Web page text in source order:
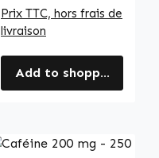
Prix TTC, hors frais de
livraison
Add to shopping cart